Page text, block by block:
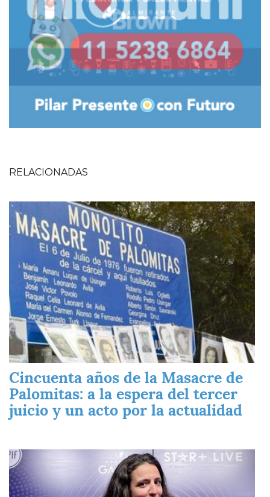
RELACIONADAS
Imagen
Cincuenta años de la Masacre de
Palomitas: a la espera del tercer
juicio y un acto por la actualidad
Imagen